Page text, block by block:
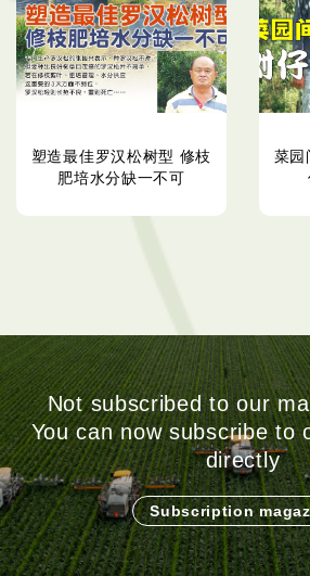
塑造最佳罗汉松树型 修枝
肥培水分缺一不可
菜园
Not subscribed to our
You can now subscribe to
directly
Subscription